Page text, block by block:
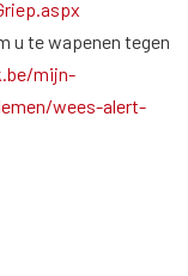
u te wapenen tegen
mijn-
wees-alert-